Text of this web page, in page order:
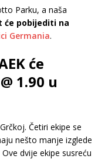
Parku, a naša
će pobijediti na
Germania.
će
1.90 u
Četiri ekipe se
nešto manje izglede
dvije ekipe susreću